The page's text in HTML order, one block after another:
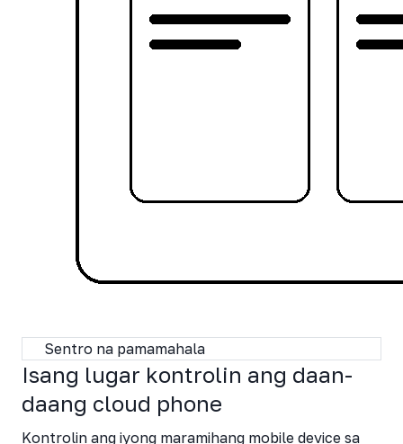
Sentro na pamamahala
Isang lugar kontrolin ang daan-
daang cloud phone
Kontrolin ang iyong maramihang mobile device sa